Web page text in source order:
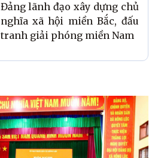
Đảng lãnh đạo xây dựng chủ
nghĩa xã hội miền Bắc, đấu
tranh giải phóng miền Nam